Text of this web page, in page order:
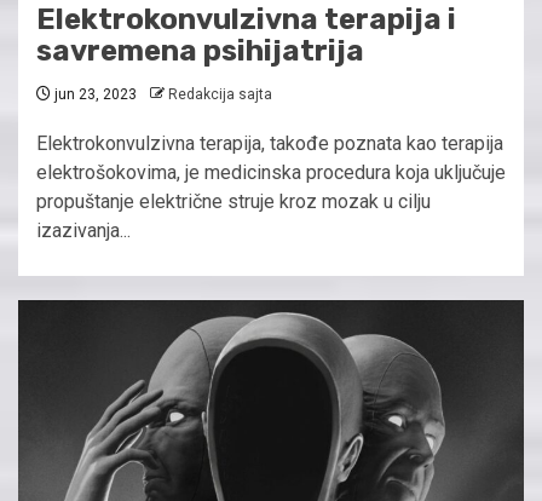
Elektrokonvulzivna terapija i
savremena psihijatrija
jun 23, 2023 Redakcija sajta
Elektrokonvulzivna terapija, takođe poznata kao terapija
elektrošokovima, je medicinska procedura koja uključuje
propuštanje električne struje kroz mozak u cilju
izazivanja...